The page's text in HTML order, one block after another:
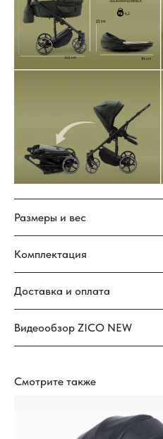
Размеры и вес
Комплектация
Доставка и оплата
Видеообзор ZICO NEW
Смотрите также